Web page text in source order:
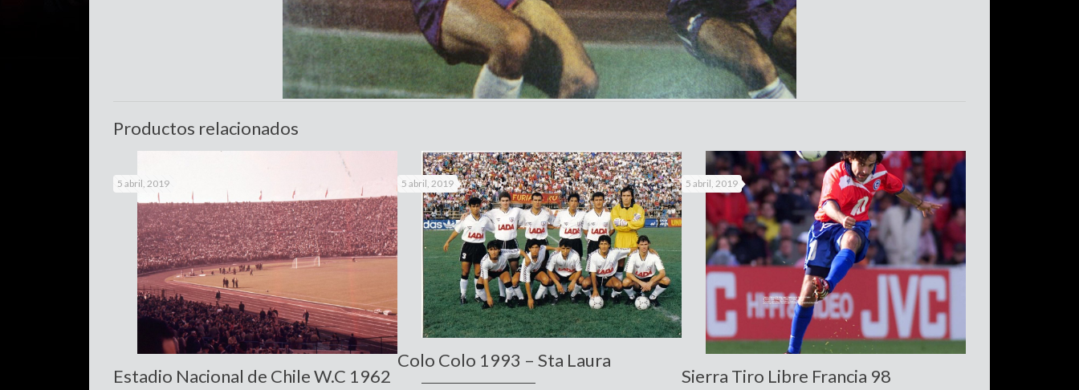
Productos relacionados
5 abril, 2019
Estadio Nacional de Chile W.C 1962
5 abril, 2019
Colo Colo 1993 – Sta Laura
5 abril, 2019
Sierra Tiro Libre Francia 98